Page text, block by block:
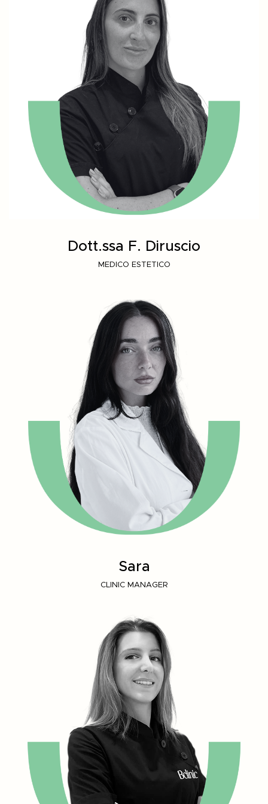
Dott.ssa F. Diruscio
MEDICO ESTETICO
Sara
CLINIC MANAGER